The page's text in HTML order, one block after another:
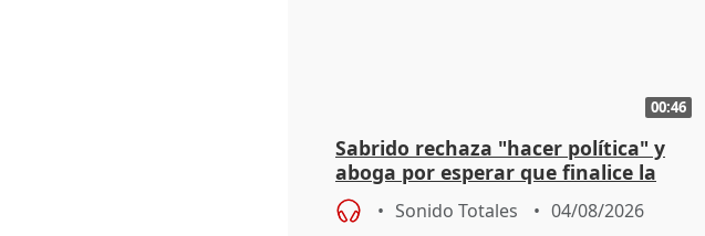
00:46
Sabrido rechaza "hacer política" y
aboga por esperar que finalice la
investigación del incendio
Sonido Totales 04/08/2026